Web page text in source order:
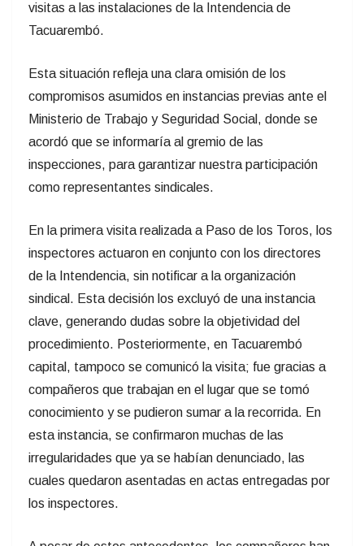
visitas a las instalaciones de la Intendencia de
Tacuarembó.
Esta situación refleja una clara omisión de los
compromisos asumidos en instancias previas ante el
Ministerio de Trabajo y Seguridad Social, donde se
acordó que se informaría al gremio de las
inspecciones, para garantizar nuestra participación
como representantes sindicales.
En la primera visita realizada a Paso de los Toros, los
inspectores actuaron en conjunto con los directores
de la Intendencia, sin notificar a la organización
sindical. Esta decisión los excluyó de una instancia
clave, generando dudas sobre la objetividad del
procedimiento. Posteriormente, en Tacuarembó
capital, tampoco se comunicó la visita; fue gracias a
compañeros que trabajan en el lugar que se tomó
conocimiento y se pudieron sumar a la recorrida. En
esta instancia, se confirmaron muchas de las
irregularidades que ya se habían denunciado, las
cuales quedaron asentadas en actas entregadas por
los inspectores.